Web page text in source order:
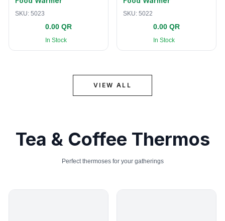
SKU: 5023
0.00 QR
In Stock
SKU: 5022
0.00 QR
In Stock
VIEW ALL
Tea & Coffee Thermos
Perfect thermoses for your gatherings